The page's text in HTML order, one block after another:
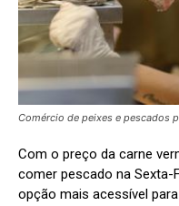
Comércio de peixes e pescados
Com o preço da carne
comer pescado na Sexta-
opção mais acessível